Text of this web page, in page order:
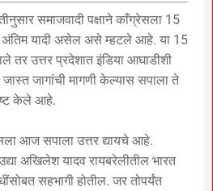
समाजवादी पक्षाने काँग्रेसला 15
अंतिम यादी असेल असे म्हटले आहे. या 15
तर उत्तर प्रदेशात इंडिया आघाडीशी
जास्त जागांची मागणी केल्यास सपाला ते
केले आहे.
आज सपाला उत्तर द्यायचे आहे.
अखिलेश यादव रायबरेलीतील भारत
सहभागी होतील. जर तोपर्यंत